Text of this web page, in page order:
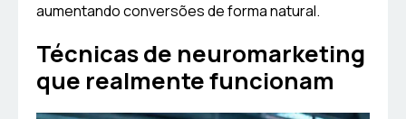
aumentando conversões de forma natural.
Técnicas de neuromarketing
que realmente funcionam